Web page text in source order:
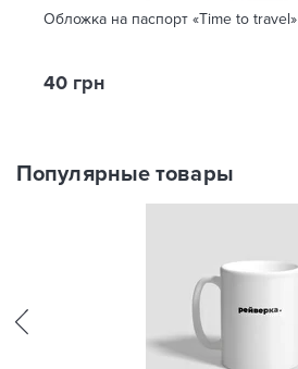
Обложка на паспорт «Time to travel»
40 грн
Популярные товары